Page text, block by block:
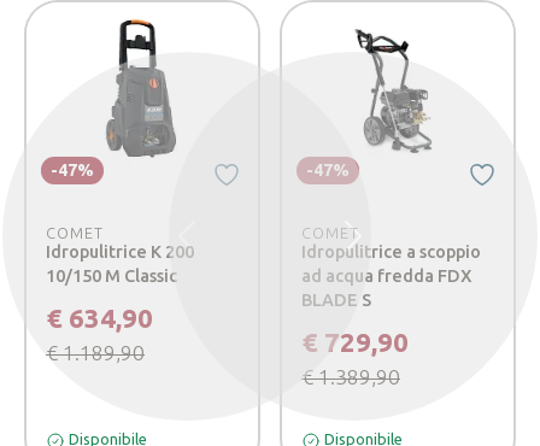
COMET
Idropulitrice K 200
10/150 M Classic
€ 634,90
€ 1.189,90
-47%
Disponibile
COMET
Idropulitrice a scoppio
ad acqua fredda FDX
BLADE S
€ 729,90
€ 1.389,90
-47%
Disponibile
Precedente Successivo